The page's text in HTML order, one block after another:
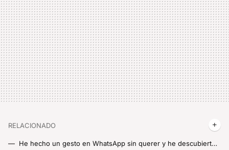
RELACIONADO
He hecho un gesto en WhatsApp sin querer y he descubierto cómo proteger y ocultar mis chats de cualquiera que no sea yo